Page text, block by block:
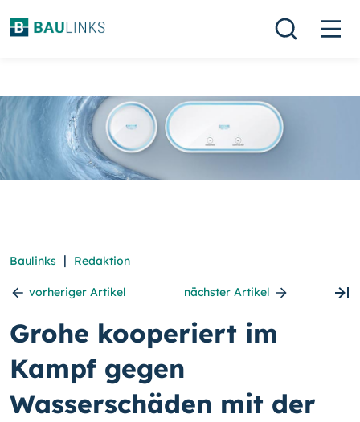
Baulinks | Redaktion
vorheriger Artikel nächster Artikel
Grohe kooperiert im
Kampf gegen
Wasserschäden mit der